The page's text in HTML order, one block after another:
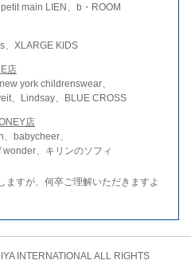
main LIEN、b・ROOM
、XLARGE KIDS
店
york childrenswear、
、Lindsay、BLUE CROSS
店
babycheer、
、キリンのソフィ
ますが、何卒ご理解いただきますよ